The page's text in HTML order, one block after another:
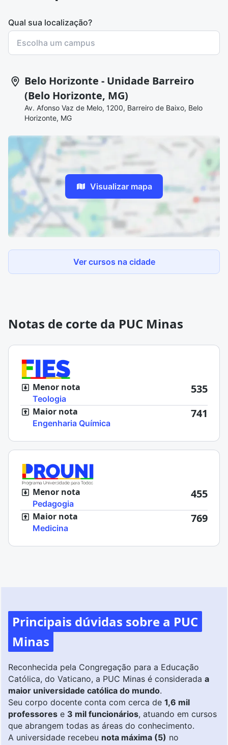
Qual sua localização?
Belo Horizonte - Unidade Barreiro
(Belo Horizonte, MG)
Av. Afonso Vaz de Melo, 1200, Barreiro de Baixo, Belo
Horizonte, MG
Visualizar mapa
Ver cursos na cidade
Notas de corte da PUC Minas
Menor nota
Teologia
535
Maior nota
Engenharia Química
741
Menor nota
Pedagogia
455
Maior nota
Medicina
769
Principais dúvidas sobre a PUC
Minas
Reconhecida pela Congregação para a Educação
Católica, do Vaticano, a PUC Minas é considerada a
maior universidade católica do mundo.
Seu corpo docente conta com cerca de 1,6 mil
professores e 3 mil funcionários, atuando em cursos
que abrangem todas as áreas do conhecimento.
A universidade recebeu nota máxima (5) no